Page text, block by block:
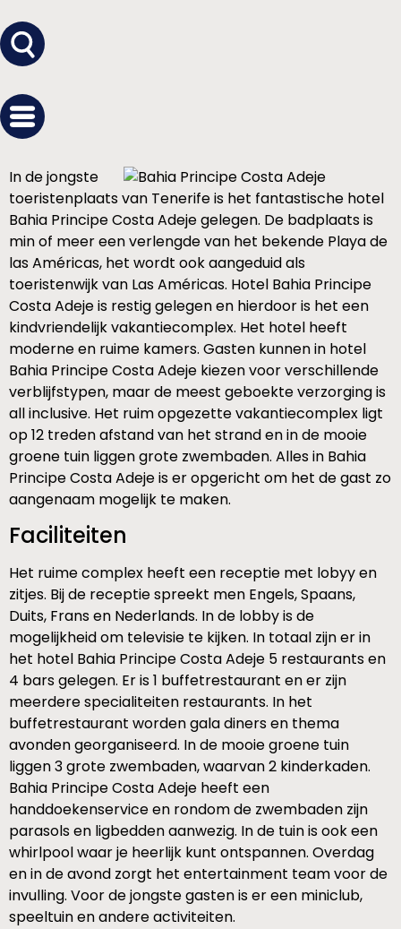
In de jongste
toeristenplaats van Tenerife is het fantastische hotel
Bahia Principe Costa Adeje gelegen. De badplaats is
min of meer een verlengde van het bekende Playa de
las Américas, het wordt ook aangeduid als
toeristenwijk van Las Américas. Hotel Bahia Principe
Costa Adeje is restig gelegen en hierdoor is het een
kindvriendelijk vakantiecomplex. Het hotel heeft
moderne en ruime kamers. Gasten kunnen in hotel
Bahia Principe Costa Adeje kiezen voor verschillende
verblijfstypen, maar de meest geboekte verzorging is
all inclusive. Het ruim opgezette vakantiecomplex ligt
op 12 treden afstand van het strand en in de mooie
groene tuin liggen grote zwembaden. Alles in Bahia
Principe Costa Adeje is er opgericht om het de gast zo
aangenaam mogelijk te maken.
Faciliteiten
Het ruime complex heeft een receptie met lobyy en
zitjes. Bij de receptie spreekt men Engels, Spaans,
Duits, Frans en Nederlands. In de lobby is de
mogelijkheid om televisie te kijken. In totaal zijn er in
het hotel Bahia Principe Costa Adeje 5 restaurants en
4 bars gelegen. Er is 1 buffetrestaurant en er zijn
meerdere specialiteiten restaurants. In het
buffetrestaurant worden gala diners en thema
avonden georganiseerd. In de mooie groene tuin
liggen 3 grote zwembaden, waarvan 2 kinderkaden.
Bahia Principe Costa Adeje heeft een
handdoekenservice en rondom de zwembaden zijn
parasols en ligbedden aanwezig. In de tuin is ook een
whirlpool waar je heerlijk kunt ontspannen. Overdag
en in de avond zorgt het entertainment team voor de
invulling. Voor de jongste gasten is er een miniclub,
speeltuin en andere activiteiten.